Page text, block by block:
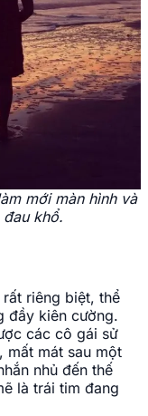
mới màn hình và
khổ.
riêng biệt, thể
đầy kiên cường.
các cô gái sử
mất mát sau một
nhủ đến thế
là trái tim đang